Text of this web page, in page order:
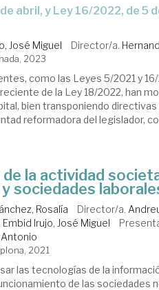
José Miguel Director/a.
2023
como las Leyes 5/2021 y
de la Ley 18/2022, han
bien transponiendo directivas
reformadora del legislador,
la actividad
sociedades
Rosalía Director/a.
Embid Irujo, José Miguel
Antonio
2021
las tecnologías de la
de las sociedades